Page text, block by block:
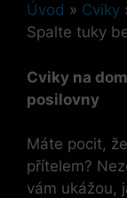
Úvod » Cviky
Spalte tuky
Cviky na
posilovny
Máte pocit,
přítelem?
vám ukážou,